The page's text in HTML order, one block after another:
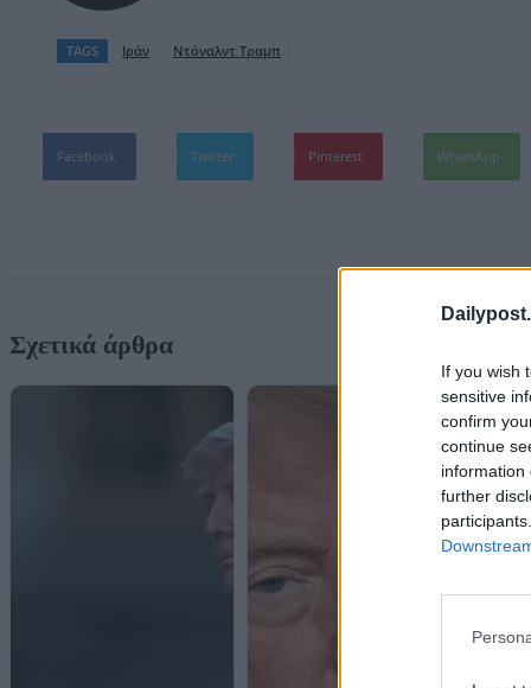
If you wish
sensitive
confirm
continue
information
further
TAGS Ιράν Ντόναλντ Τραμπ
Facebook Twitter Pinterest WhatsApp
Σχετικά άρθρα